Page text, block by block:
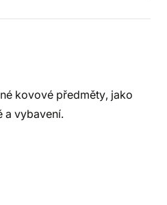
kovové předměty, jako
a vybavení.